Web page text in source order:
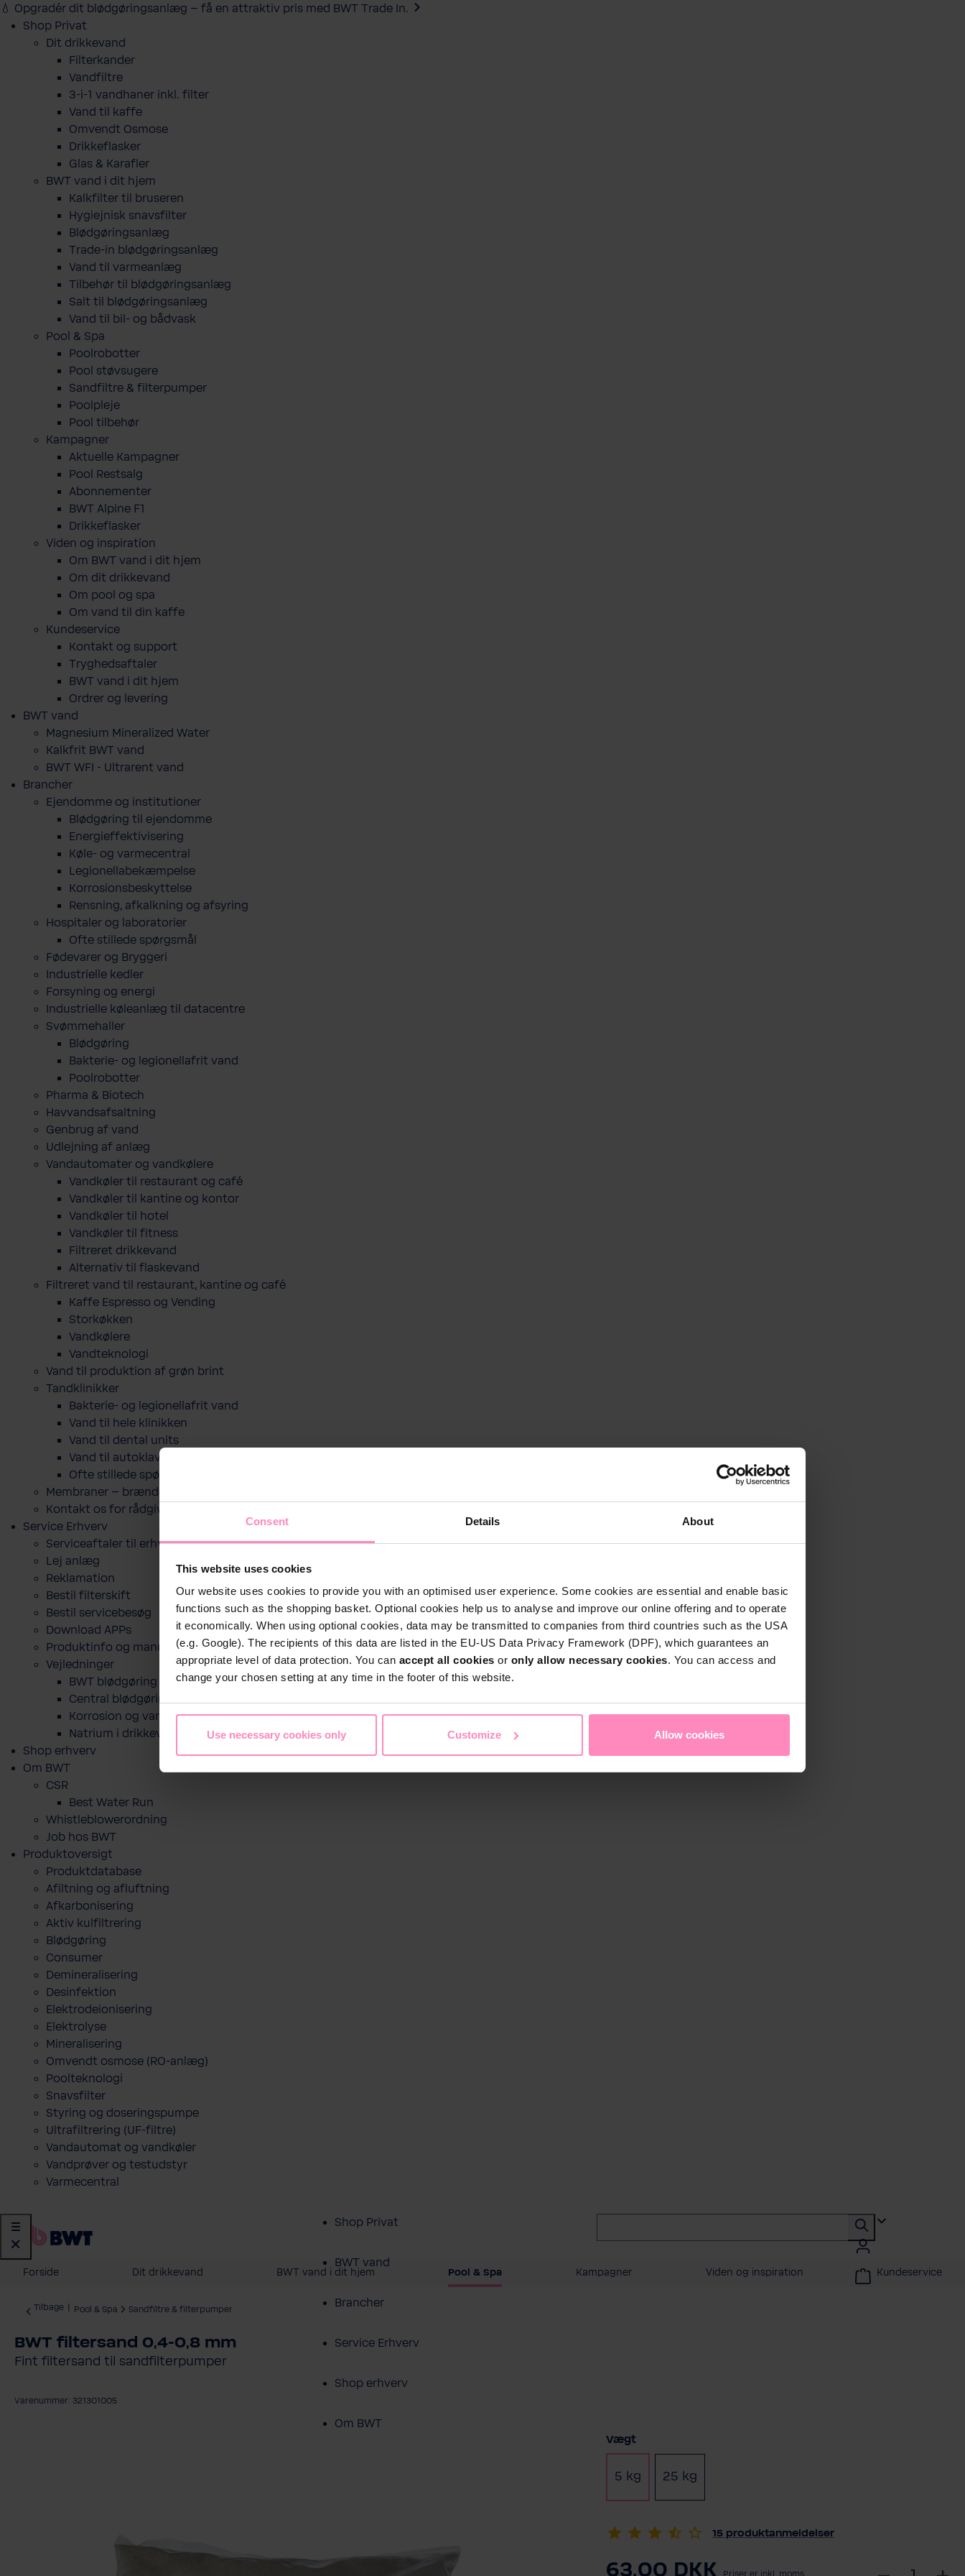
Consent Details About
This website uses cookies
Our website uses cookies to provide you with an optimised user experience. Some cookies are essential and enable basic
functions such as the shopping basket. Optional cookies help us to analyse and improve our online offering and to operate
it economically. When using optional cookies, data may be transmitted to companies from third countries such as the USA
(e.g. Google). The recipients of this data are listed in the EU-US Data Privacy Framework (DPF), which guarantees an
appropriate level of data protection. You can accept all cookies or only allow necessary cookies. You can access and
change your chosen setting at any time in the footer of this website.
Use necessary cookies only Customize Allow cookies
💧 Opgradér dit blødgøringsanlæg – få en attraktiv pris med BWT Trade In.
Shop Privat
Dit drikkevand
Filterkander
Vandfiltre
3-i-1 vandhaner inkl. filter
Vand til kaffe
Omvendt Osmose
Drikkeflasker
Glas & Karafler
BWT vand i dit hjem
Kalkfilter til bruseren
Hygiejnisk snavsfilter
Blødgøringsanlæg
Trade-in blødgøringsanlæg
Vand til varmeanlæg
Tilbehør til blødgøringsanlæg
Salt til blødgøringsanlæg
Vand til bil- og bådvask
Pool & Spa
Poolrobotter
Pool støvsugere
Sandfiltre & filterpumper
Poolpleje
Pool tilbehør
Kampagner
Aktuelle Kampagner
Pool Restsalg
Abonnementer
BWT Alpine F1
Drikkeflasker
Viden og inspiration
Om BWT vand i dit hjem
Om dit drikkevand
Om pool og spa
Om vand til din kaffe
Kundeservice
Kontakt og support
Tryghedsaftaler
BWT vand i dit hjem
Ordrer og levering
BWT vand
Magnesium Mineralized Water
Kalkfrit BWT vand
BWT WFI - Ultrarent vand
Brancher
Ejendomme og institutioner
Blødgøring til ejendomme
Energieffektivisering
Køle- og varmecentral
Legionellabekæmpelse
Korrosionsbeskyttelse
Rensning, afkalkning og afsyring
Hospitaler og laboratorier
Ofte stillede spørgsmål
Fødevarer og Bryggeri
Industrielle kedler
Forsyning og energi
Industrielle køleanlæg til datacentre
Svømmehaller
Blødgøring
Bakterie- og legionellafrit vand
Poolrobotter
Pharma & Biotech
Havvandsafsaltning
Genbrug af vand
Udlejning af anlæg
Vandautomater og vandkølere
Vandkøler til restaurant og café
Vandkøler til kantine og kontor
Vandkøler til hotel
Vandkøler til fitness
Filtreret drikkevand
Alternativ til flaskevand
Filtreret vand til restaurant, kantine og café
Kaffe Espresso og Vending
Storkøkken
Vandkølere
Vandteknologi
Vand til produktion af grøn brint
Tandklinikker
Bakterie-​ og legio­nel­lafrit vand
Vand til hele klinikken
Vand til dental units
Vand til autoklaver
Ofte stillede spørgsmål
Membraner – brændselscelle
Kontakt os for rådgivning
Service Erhverv
Serviceaftaler til erhverv
Lej anlæg
Reklamation
Bestil filterskift
Bestil servicebesøg
Download APPs
Produktinfo og manualer
Vejledninger
BWT blødgøring til drikkevand
Central blødgøring
Korro­sion og vand­kva­litet
Natrium i drikkevand og blødgøring
Shop erhverv
Om BWT
CSR
Best Water Run
Whistleblowerordning
Job hos BWT
Produktoversigt
Produktdatabase
​Afiltning og afluftning
Afkarbonisering
Aktiv kulfiltrering
Blødgøring
Consumer
Demineralisering
Desinfektion
Elektrodeionisering
Elektrolyse
Mineralisering
Omvendt osmose (RO-anlæg)
Poolteknologi
Snavsfilter
Styring og doseringspumpe
Ultrafiltrering (UF-filtre)
Vandautomat og vandkøler
Vandprøver og testudstyr
Varmecentral
Shop Privat
BWT vand
Brancher
Service Erhverv
Shop erhverv
Om BWT
Forside Dit drikkevand BWT vand i dit hjem Pool & Spa Kampagner Viden og inspiration Kundeservice
Tilbage Pool & Spa Sandfiltre & filterpumper
BWT filtersand 0,4-0,8 mm
Fint filtersand til sandfilterpumper
Varenummer: 321301005
Vælg
Vægt
5 kg 25 kg
15 produktanmeldelser
63,00 DKK